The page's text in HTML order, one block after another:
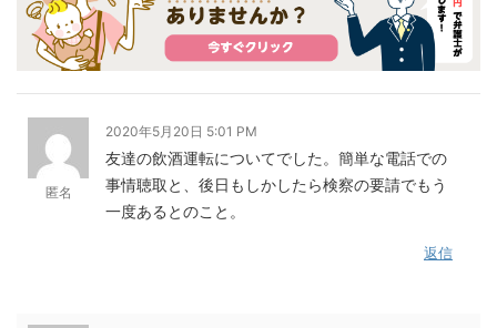
匿名
2020年5月20日 5:01 PM
友達の飲酒運転についてでした。簡単な電話での
事情聴取と、後日もしかしたら検察の要請でもう
一度あるとのこと。
返信